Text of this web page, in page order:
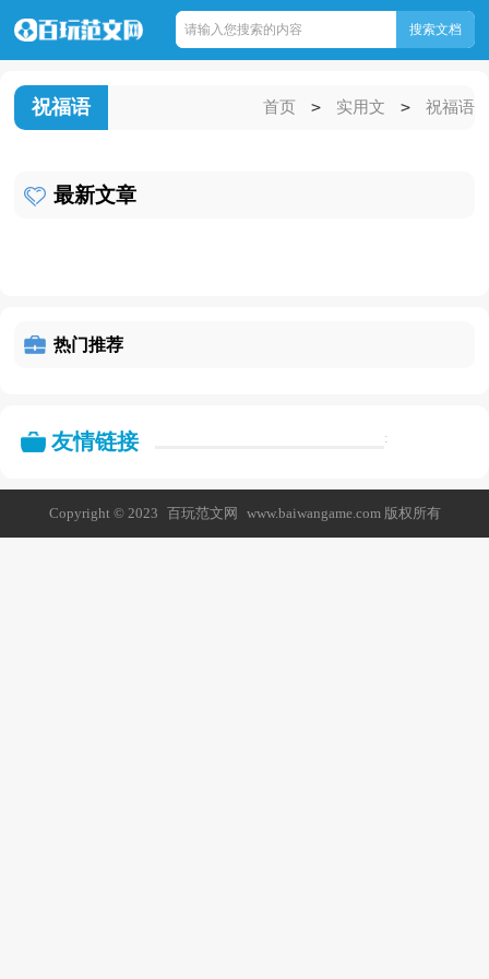
祝福语 首页 > 实用文 > 祝福语
最新文章
热门推荐
友情链接 :
Copyright © 2023 百玩范文网 www.baiwangame.com 版权所有